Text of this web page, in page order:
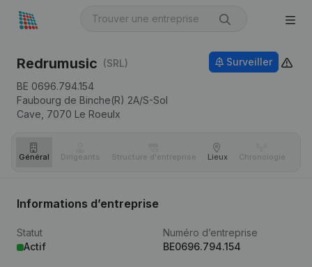
Redrumusic (SRL)
BE 0696.794.154
Faubourg de Binche(R) 2A/S-Sol
Cave, 7070 Le Roeulx
Surveiller
Général Dirigeants Structure d'entreprise Lieux Chronologie
Informations d’entreprise
Statut
Actif
Numéro d’entreprise
BE0696.794.154